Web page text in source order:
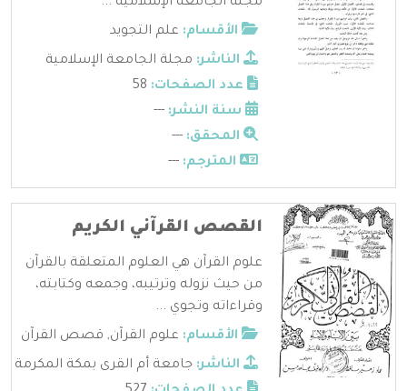
الأقسام: علم التجويد
الناشر: مجلة الجامعة الإسلامية
عدد الصفحات:
سنة النشر: ---
المحقق: ---
المترجم: ---
القصص القرآني الكريم
علوم القرآن هي العلوم المتعلقة بالقرآن
من حيث نزوله وترتيبه، وجمعه وكتابته،
وقراءاته وتجوي ...
الأقسام: علوم القرآن, قصص القرآن
الناشر: جامعة أم القرى بمكة المكرمة